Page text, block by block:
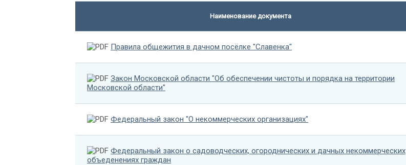
Наименование документа
Правила общежития в дачном посёлке "Славенка"
Закон Московской области "Об обеспечении чистоты и порядка на территории
Московской области"
Федеральный закон "О некоммерческих организациях"
Федеральный закон о садоводческих, огороднических и дачных некоммерческих
объеденениях граждан